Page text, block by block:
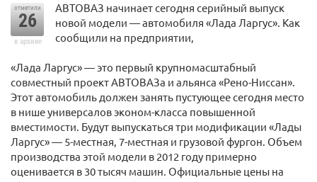
отметили
26
в архиве
АВТОВАЗ начинает сегодня серийный выпуск
новой модели — автомобиля «Лада Ларгус». Как
сообщили на предприятии,
«Лада Ларгус» — это первый крупномасштабный
совместный проект АВТОВАЗа и альянса «Рено-Ниссан».
Этот автомобиль должен занять пустующее сегодня место
в нише универсалов эконом-класса повышенной
вместимости. Будут выпускаться три модификации «Лады
Ларгус» — 5-местная, 7-местная и грузовой фургон. Объем
производства этой модели в 2012 году примерно
оценивается в 30 тысяч машин. Официальные цены на